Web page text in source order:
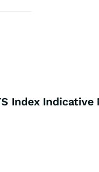
Index Indicative